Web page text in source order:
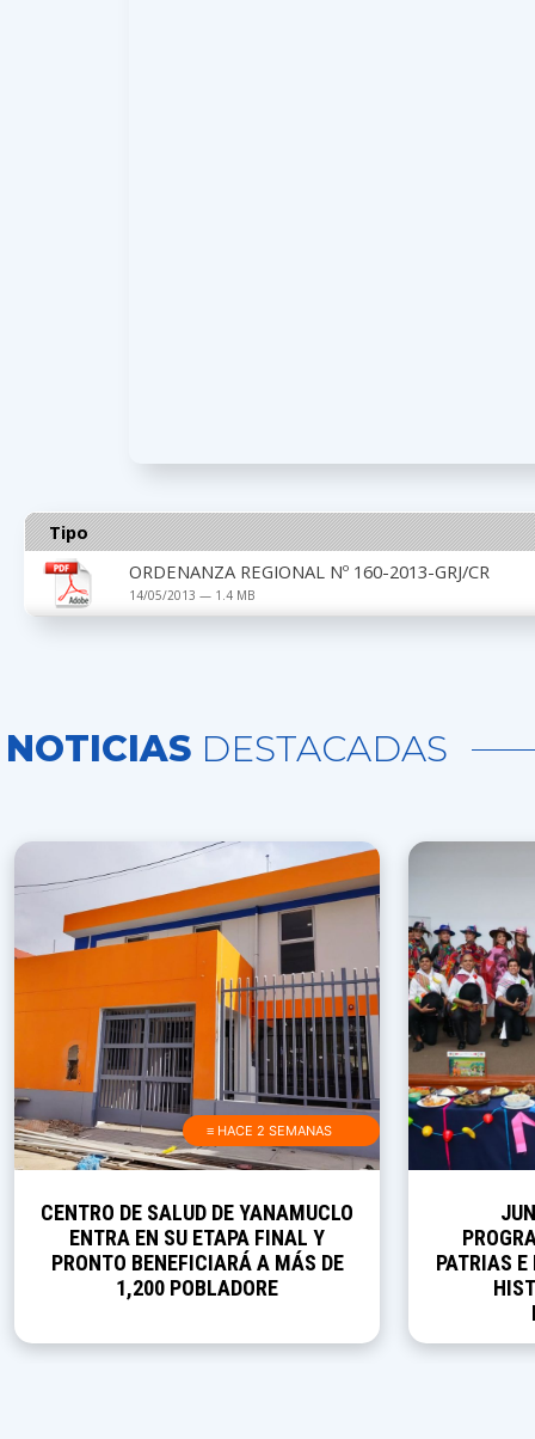
Tipo
ORDENANZA REGIONAL Nº 160-2013-GRJ/CR
14/05/2013 — 1.4 MB
NOTICIAS DESTACADAS
≡ HACE 2 SEMANAS
CENTRO DE SALUD DE YANAMUCLO
ENTRA EN SU ETAPA FINAL Y
PRONTO BENEFICIARÁ A MÁS DE
1,200 POBLADORE
PATRIAS